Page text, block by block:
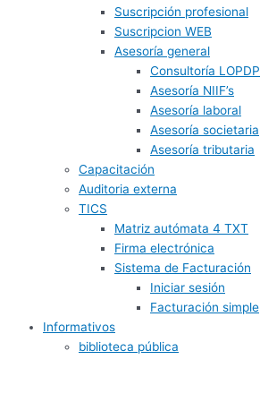
Suscripción profesional
Suscripcion WEB
Asesoría general
Consultoría LOPDP
Asesoría NIIF’s
Asesoría laboral
Asesoría societaria
Asesoría tributaria
Capacitación
Auditoria externa
TICS
Matriz autómata 4 TXT
Firma electrónica
Sistema de Facturación
Iniciar sesión
Facturación simple
Informativos
biblioteca pública